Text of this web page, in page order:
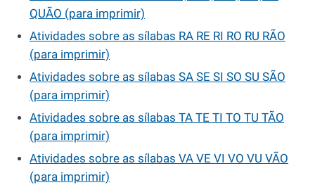
QUÃO (para imprimir)
Atividades sobre as sílabas RA RE RI RO RU RÃO
(para imprimir)
Atividades sobre as sílabas SA SE SI SO SU SÃO
(para imprimir)
Atividades sobre as sílabas TA TE TI TO TU TÃO
(para imprimir)
Atividades sobre as sílabas VA VE VI VO VU VÃO
(para imprimir)